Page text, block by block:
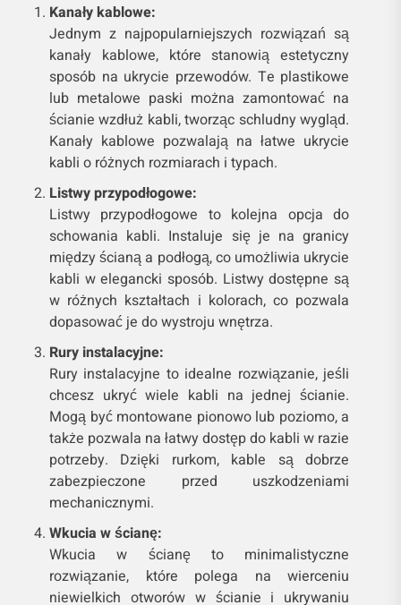
Kanały kablowe:
Jednym z najpopularniejszych rozwiązań są
kanały kablowe, które stanowią estetyczny
sposób na ukrycie przewodów. Te plastikowe
lub metalowe paski można zamontować na
ścianie wzdłuż kabli, tworząc schludny wygląd.
Kanały kablowe pozwalają na łatwe ukrycie
kabli o różnych rozmiarach i typach.
Listwy przypodłogowe:
Listwy przypodłogowe to kolejna opcja do
schowania kabli. Instaluje się je na granicy
między ścianą a podłogą, co umożliwia ukrycie
kabli w elegancki sposób. Listwy dostępne są
w różnych kształtach i kolorach, co pozwala
dopasować je do wystroju wnętrza.
Rury instalacyjne:
Rury instalacyjne to idealne rozwiązanie, jeśli
chcesz ukryć wiele kabli na jednej ścianie.
Mogą być montowane pionowo lub poziomo, a
także pozwala na łatwy dostęp do kabli w razie
potrzeby. Dzięki rurkom, kable są dobrze
zabezpieczone przed uszkodzeniami
mechanicznymi.
Wkucia w ścianę:
Wkucia w ścianę to minimalistyczne
rozwiązanie, które polega na wierceniu
niewielkich otworów w ścianie i ukrywaniu